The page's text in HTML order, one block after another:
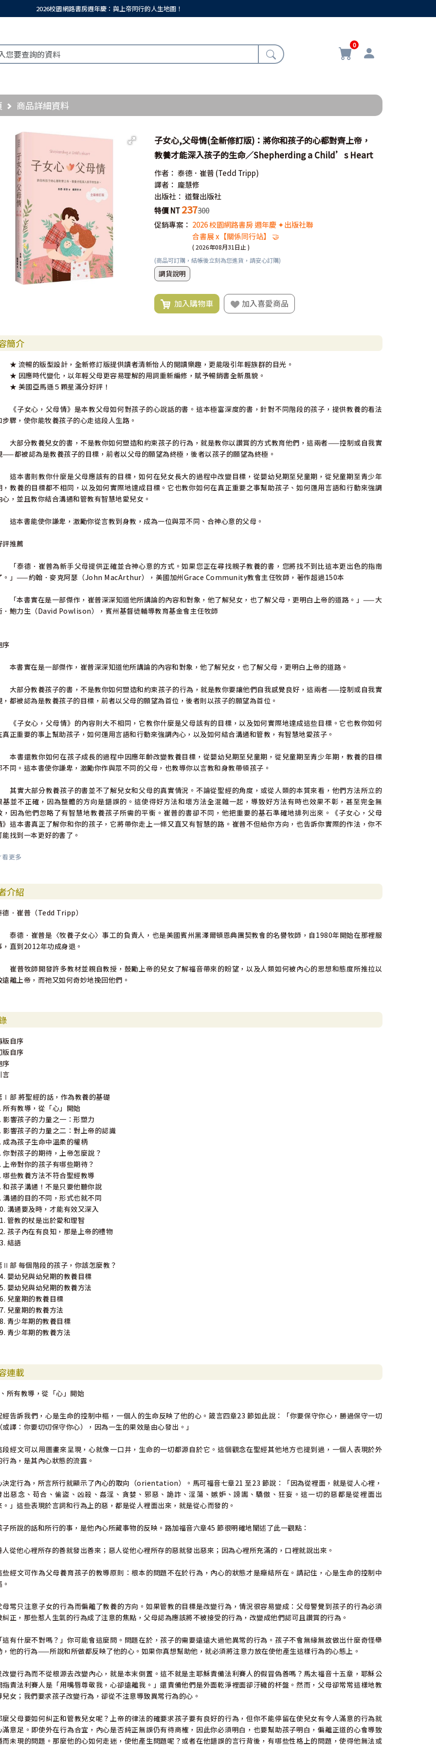
2026校園網路書房週年慶：與上帝同行的人生地圖！
0
商品詳細資料
子女心,父母情(全新修訂版)：將你和孩子的心都對齊上帝，
教養才能深入孩子的生命／Shepherding a Child’s Heart
作者： 泰德．崔普 (Tedd Tripp)
譯者： 龐慧修
出版社： 道聲出版社
特價 NT237300
促銷專案： 2026 校園網路書房 週年慶 ✦出版社聯
合書展 x【關係同行站】 🤝
( 2026年08月31日止 )
(商品可訂購，結帳後立刻為您進貨，請安心訂購)
調貨說明
加入購物車 加入喜愛商品
簡介
流暢的版型設計，全新修訂版提供讀者清新怡人的閲讀樂趣，更能吸引年輕族群的目光。
因應時代變化，以年輕父母更容易理解的用詞重新編修，賦予暢銷書全新風貌。
美國亞馬遜５顆星滿分好評！
子女心，父母情》是本教父母如何對孩子的心說話的書。這本極富深度的書，針對不同階段的孩子，提供教養的看法
步驟，使你能牧養孩子的心走這段人生路。
部分教養兒女的書，不是教你如何塑造和約束孩子的行為，就是教你以讚賞的方式教育他們，這兩者——控制或自我實
——都被認為是教養孩子的目標，前者以父母的願望為終極，後者以孩子的願望為終極。
本書則教你什麼是父母應該有的目標，如何在兒女長大的過程中改變目標，從嬰幼兒期至兒童期，從兒童期至青少年
，教養的目標都不相同，以及如何實際地達成目標。它也教你如何在真正重要之事幫助孩子、如何運用言語和行動來強調
心，並且教你結合溝通和管教有智慧地愛兒女。
本書能使你謙卑，激勵你從言教到身教，成為一位與眾不同、合神心意的父母。
評推薦
泰德．崔普為新手父母提供正確並合神心意的方式。如果您正在尋找親子教養的書，您將找不到比這本更出色的指南
。」——約翰．麥克阿瑟（John MacArthur），美國加州Grace Community教會主任牧師，著作超過150本
本書實在是一部傑作，崔普深深知道他所講論的內容和對象，他了解兒女，也了解父母，更明白上帝的道路。」——大
．鮑力生（David Powlison），賓州基督徒輔導教育基金會主任牧師
序
書實在是一部傑作，崔普深深知道他所講論的內容和對象，他了解兒女，也了解父母，更明白上帝的道路。
部分教養孩子的書，不是教你如何塑造和約束孩子的行為，就是教你要讓他們自我感覺良好，這兩者——控制或自我實
，都被認為是教養孩子的目標，前者以父母的願望為首位，後者則以孩子的願望為首位。
子女心，父母情》的內容則大不相同，它教你什麼是父母該有的目標，以及如何實際地達成這些目標。它也教你如何
真正重要的事上幫助孩子，如何運用言語和行動來強調內心，以及如何結合溝通和管教，有智慧地愛孩子。
書還教你如何在孩子成長的過程中因應年齡改變教養目標，從嬰幼兒期至兒童期，從兒童期至青少年期，教養的目標
不同。這本書使你謙卑，激勵你作與眾不同的父母，也教導你以言教和身教帶領孩子。
實大部分教養孩子的書並不了解兒女和父母的真實情況。不論從聖經的角度，或從人類的本質來看，他們方法所立的
基並不正確，因為整體的方向是錯誤的。這使得好方法和壞方法全混雜一起，導致好方法有時也效果不彰，甚至完全無
，因為他們忽略了有智慧地教養孩子所需的平衡。崔普的書卻不同，他把重要的基石準確地排列出來。《子女心，父母
》這本書真正了解你和你的孩子，它將帶你走上一條又直又有智慧的路。崔普不但給你方向，也告訴你實際的作法，你不
能找到一本更好的書了。
普擁有多重的角色，他是經驗豐富的父親、牧師、輔導和校長，更重要的，他是個認真聆聽上帝話語，並踏實研究如
衛．鮑力生（David Powlison）
督徒輔導教育基金會
州拉弗洛克區（Laverock, PA）
看更多
介紹
德．崔普（Tedd Tripp）
德．崔普是〈牧養子女心〉事工的負責人，也是美國賓州黑澤爾頓恩典團契教會的名譽牧師，自1980年開始在那裡服
，直到2012年功成身退。
普牧師開發許多教材並親自教授，鼓勵上帝的兒女了解福音帶來的盼望，以及人類如何被內心的思想和態度所推拉以
遠離上帝，而祂又如何奇妙地挽回他們。
版自序
版自序
序
言
Ⅰ部 將聖經的話，作為教養的基礎
所有教導，從「心」開始
影響孩子的力量之一：形塑力
影響孩子的力量之二：對上帝的認識
成為孩子生命中溫柔的權柄
你對孩子的期待，上帝怎麼說？
上帝對你的孩子有哪些期待？
哪些教養方法不符合聖經教導
和孩子溝通！不是只要他聽你說
溝通的目的不同，形式也就不同
溝通要及時，才能有效又深入
管教的杖是出於愛和理智
孩子內在有良知，那是上帝的禮物
結語
Ⅱ部 每個階段的孩子，你該怎麼教？
嬰幼兒與幼兒期的教養目標
嬰幼兒與幼兒期的教養方法
兒童期的教養目標
兒童期的教養方法
青少年期的教養目標
青少年期的教養方法
連載
所有教導，從「心」開始
經告訴我們，心是生命的控制中樞，一個人的生命反映了他的心。箴言四章23 節如此說：「你要保守你心，勝過保守一切
或譯：你要切切保守你心），因為一生的果效是由心發出。」
段經文可以用圖畫來呈現，心就像一口井，生命的一切都源自於它。這個觀念在聖經其他地方也提到過，一個人表現於外
行為，是其內心狀態的流露。
決定行為，所言所行就顯示了內心的取向（orientation）。馬可福音七章21 至23 節說：「因為從裡面，就是從人心裡，
出惡念、苟合、偷盜、凶殺、姦淫、貪婪、邪惡、詭詐、淫蕩、嫉妒、謗讟、驕傲、狂妄。這一切的惡都是從裡面出
。」這些表現於言詞和行為上的惡，都是從人裡面出來，就是從心而發的。
子所說的話和所行的事，是他內心所藏事物的反映。路加福音六章45 節很明確地闡述了此一觀點：
人從他心裡所存的善就發出善來；惡人從他心裡所存的惡就發出惡來；因為心裡所充滿的，口裡就說出來。
些經文可作為父母養育孩子的教導原則：根本的問題不在於行為，內心的狀態才是癥結所在。請記住，心是生命的控制中
母常只注意子女的行為而偏離了教養的方向。如果管教的目標是改變行為，情況很容易變成：父母警覺到孩子的行為必須
糾正，那些惹人生氣的行為成了注意的焦點，父母認為應該將不被接受的行為，改變成他們認可且讚賞的行為。
這有什麼不對嗎？」你可能會這麼問。問題在於，孩子的需要遠遠大過他異常的行為。孩子不會無緣無故做出什麼奇怪舉
，他的行為——所說和所做都反映了他的心。如果你真想幫助他，就必須將注意力放在使他產生這樣行為的心態上。
改變行為而不從根源去改變內心，就是本末倒置。這不就是主耶穌責備法利賽人的假冒偽善嗎？馬太福音十五章，耶穌公
指責法利賽人是「用嘴唇尊敬我，心卻遠離我。」還責備他們是外面乾淨裡面卻汙穢的杯盤。然而，父母卻常常這樣地教
兒女；我們要求孩子改變行為，卻從不注意導致異常行為的心。
麼父母要如何糾正和管教兒女呢？上帝的律法的確要求孩子要有良好的行為，但你不能停留在使兒女有令人滿意的行為就
滿意足。即使外在行為合宜，內心是否純正無誤仍有待商榷，因此你必須明白，也要幫助孩子明白，偏離正道的心會導致
而未現的問題。那麼他的心如何走迷，使他產生問題呢？或者在他錯誤的言行背後，有哪些性格上的問題，使得他無法或